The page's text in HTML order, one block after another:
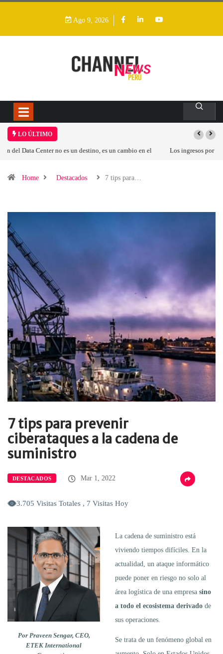
Ago 9, 2026
LO ÚLTIMO
Los ingresos por semiconductores aumentarán más de un 94 % en 2026
Home Destacados 7 tips para…
7 tips para prevenir
ciberataques a la cadena de
suministro
DESTACADOS Mar 1, 2022
3.705 Visitas Totales , 7 Visitas Hoy
Por Praveen Sengar, CEO,
ETEK International
La cadena de suministro está
viviendo tiempos difíciles. En la
actualidad, un ataque informático
puede poner en riesgo no solo al
área logística de una empresa sino
a todo el ecosistema derivado de
sus operaciones.
Se trata de un fenómeno global en